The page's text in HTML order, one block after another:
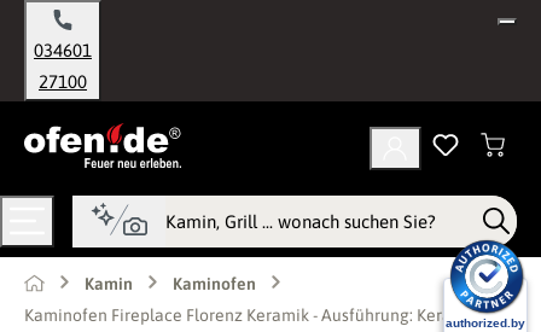
springen
034601
27100
Kamin
Kaminofen
Kaminofen Fireplace Florenz Keramik - Ausführung: Keramik